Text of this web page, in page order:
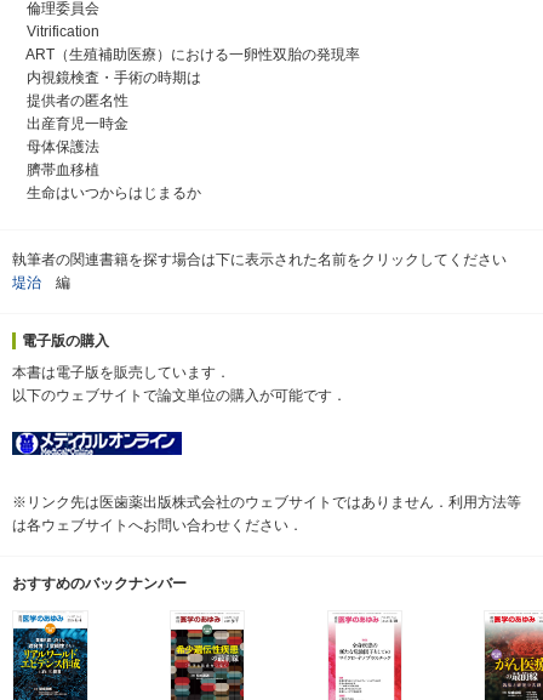
倫理委員会
Vitrification
ART（生殖補助医療）における一卵性双胎の発現率
内視鏡検査・手術の時期は
提供者の匿名性
出産育児一時金
母体保護法
臍帯血移植
生命はいつからはじまるか
執筆者の関連書籍を探す場合は下に表示された名前をクリックしてください
堤治 編
電子版の購入
本書は電子版を販売しています．
以下のウェブサイトで論文単位の購入が可能です．
※リンク先は医歯薬出版株式会社のウェブサイトではありません．利用方法等
は各ウェブサイトへお問い合わせください．
おすすめのバックナンバー